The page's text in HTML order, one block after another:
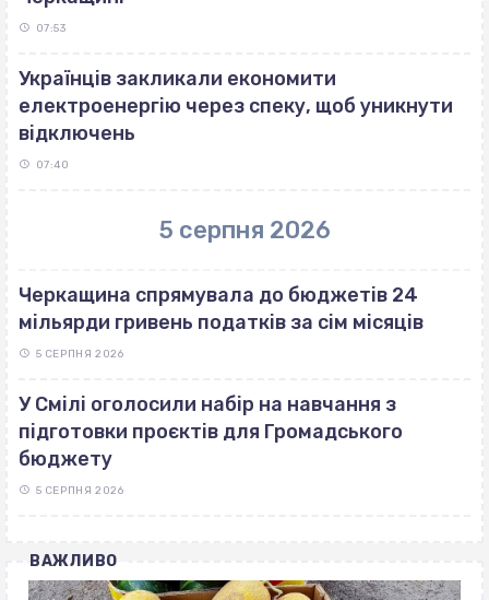
07:53
Українців закликали економити
електроенергію через спеку, щоб уникнути
відключень
07:40
5 серпня 2026
Черкащина спрямувала до бюджетів 24
мільярди гривень податків за сім місяців
5 СЕРПНЯ 2026
У Смілі оголосили набір на навчання з
підготовки проєктів для Громадського
бюджету
5 СЕРПНЯ 2026
ВАЖЛИВО